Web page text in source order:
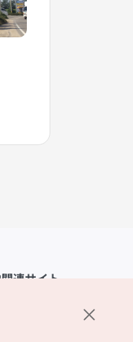
連サイト